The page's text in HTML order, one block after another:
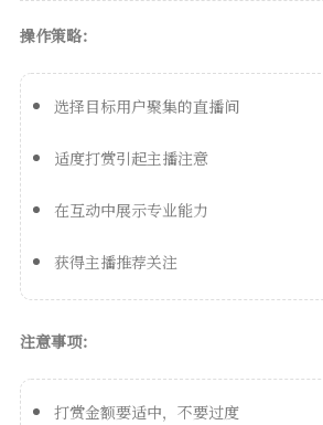
操作策略：
选择目标用户聚集的直播间
适度打赏引起主播注意
在互动中展示专业能力
获得主播推荐关注
注意事项：
打赏金额要适中，不要过度